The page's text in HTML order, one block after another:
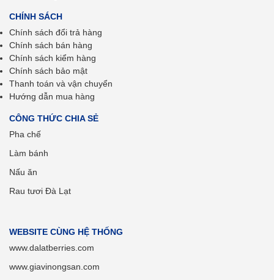
CHÍNH SÁCH
Chính sách đổi trả hàng
Chính sách bán hàng
Chính sách kiểm hàng
Chính sách bảo mật
Thanh toán và vận chuyển
Hướng dẫn mua hàng
CÔNG THỨC CHIA SẺ
Pha chế
Làm bánh
Nấu ăn
Rau tươi Đà Lạt
WEBSITE CÙNG HỆ THỐNG
www.dalatberries.com
www.giavinongsan.com